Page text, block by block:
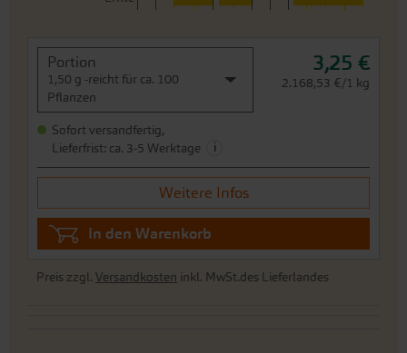
Portion
1,50 g -reicht für ca. 100
Pflanzen
3,25 €
2.168,53 €/1 kg
Sofort versandfertig,
Lieferfrist: ca. 3-5 Werktage
i
Weitere Infos
In den Warenkorb
Preis zzgl. Versandkosten inkl. MwSt.des Lieferlandes